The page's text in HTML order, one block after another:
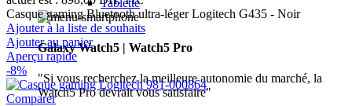
Galaxy Watch5 | Watch5 Pro
"Si vous recherchez la meilleure autonomie du marché, la
Watch5 Pro devrait vous satisfaire"
Casque gaming Bluetooth ultra-léger Logitech G435 - Noir
Ajouter à la liste de souhaits
Ajouter au panier
Aperçu rapide
-8%
Comparer